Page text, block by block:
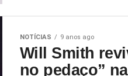
NOTÍCIAS 9 anos ago
Will Smith
no pedaço”